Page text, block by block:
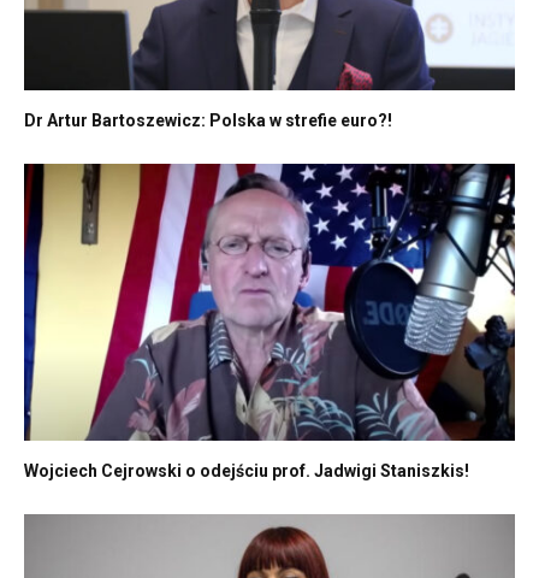
Dr Artur Bartoszewicz: Polska w strefie euro?!
Wojciech Cejrowski o odejściu prof. Jadwigi Staniszkis!